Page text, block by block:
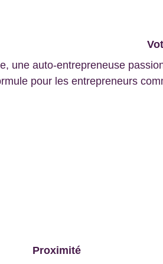
une auto-entrepreneuse
pour les entrepreneurs
Proximité